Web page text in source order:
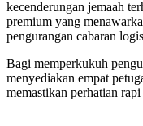
kecenderungan jemaah
premium yang
pengurangan cabaran
Bagi memperkukuh
menyediakan empat
memastikan perhatian